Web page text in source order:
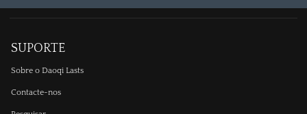
SUPORTE
Sobre o Daoqi Lasts
Contacte-nos